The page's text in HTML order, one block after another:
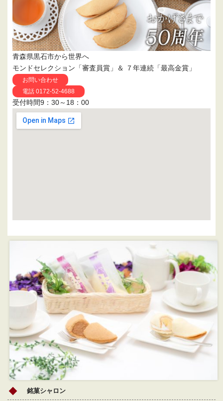
青森県黒石市から世界へ
モンドセレクション「審査員賞」＆ ７年連続「最高金賞」
お問い合わせ
電話 0172-52-4688
受付時間9：30～18：00
銘菓シャロン